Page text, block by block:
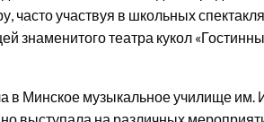
часто участвуя в школьных
знаменитого театра кукол
в Минское музыкальное училище им.